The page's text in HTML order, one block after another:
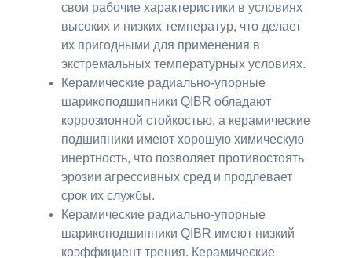
свои рабочие характеристики в условиях
высоких и низких температур, что делает
их пригодными для применения в
экстремальных температурных условиях.
Керамические радиально-упорные
шарикоподшипники QIBR обладают
коррозионной стойкостью, а керамические
подшипники имеют хорошую химическую
инертность, что позволяет противостоять
эрозии агрессивных сред и продлевает
срок их службы.
Керамические радиально-упорные
шарикоподшипники QIBR имеют низкий
коэффициент трения. Керамические